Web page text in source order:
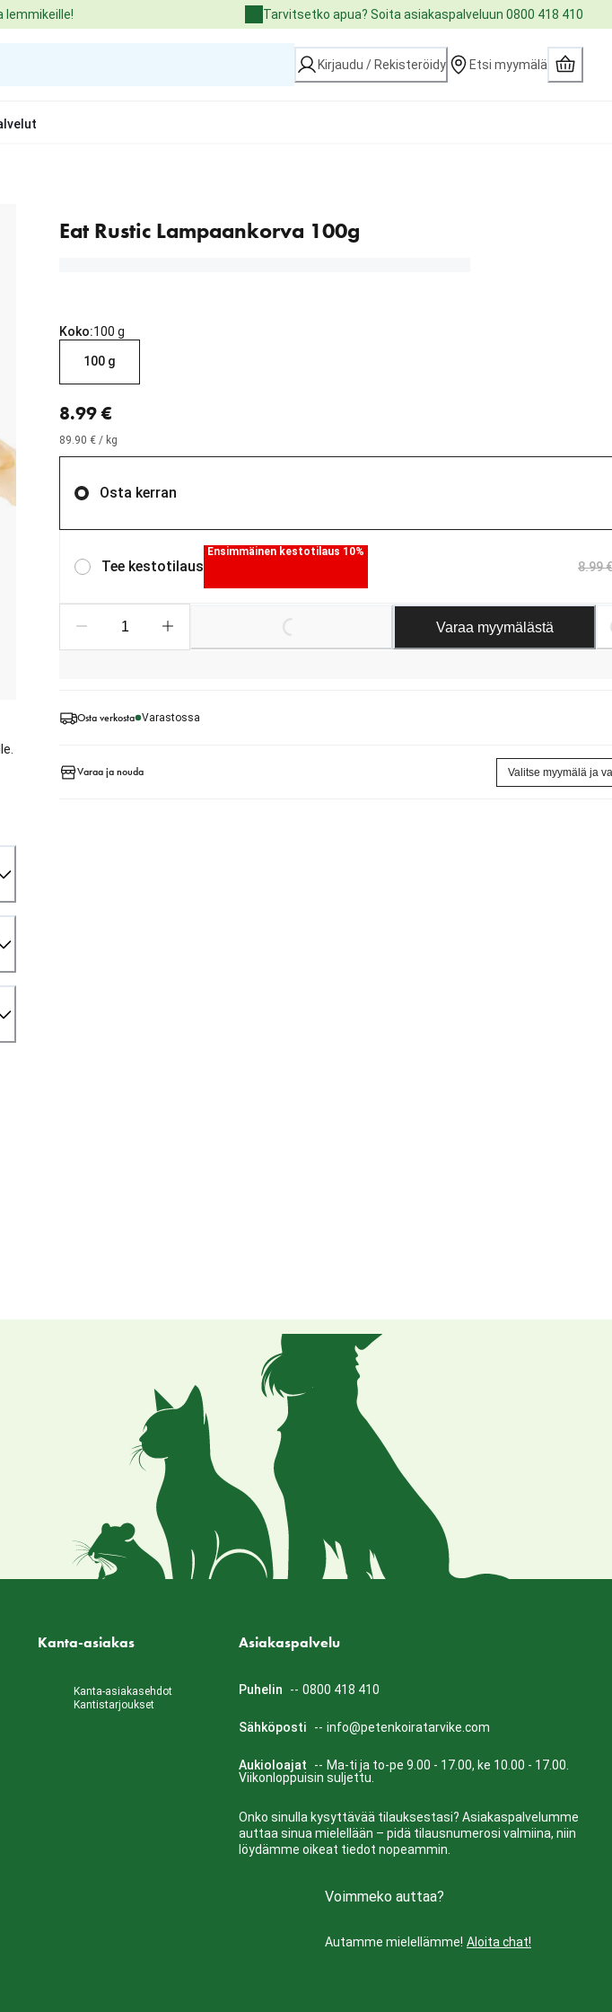
lemmikeille! Tarvitsetko apua? Soita asiakaspalveluun 0800 418 410
Kirjaudu / Rekisteröidy Etsi myymälä
Eat Rustic Lampaankorva 100g
Koko:100 g
100 g
8.99 €
89.90 € / kg
Osta kerran
Tee kestotilaus
Ensimmäinen kestotilaus 10%
8.99 €
Loading... Varaa myymälästä
Osta verkosta Varastossa
Varaa ja nouda Valitse myymälä ja
Kanta-asiakas
Kanta-asiakasehdot
Kantistarjoukset
Asiakaspalvelu
Puhelin -- 0800 418 410
Sähköposti -- info@petenkoiratarvike.com
Aukioloajat -- Ma-ti ja to-pe 9.00 - 17.00, ke 10.00 - 17.00.
Viikonloppuisin suljettu.
Onko sinulla kysyttävää tilauksestasi? Asiakaspalvelumme
auttaa sinua mielellään – pidä tilausnumerosi valmiina, niin
löydämme oikeat tiedot nopeammin.
Voimmeko auttaa?
Autamme mielellämme! Aloita chat!